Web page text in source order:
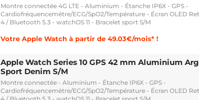
Montre connectée 4G LTE - Aluminium - Étanche IP6X - GPS -
Cardiofréquencemètre/ECG/SpO2/Température - Écran OLED
4 / Bluetooth 5.3 - watchOS 11 - Bracelet sport S/M
Votre Apple Watch à partir de 49.03€/mois* !
Apple Watch Series 10 GPS 42 mm Aluminium
Sport Denim S/M
Montre connectée - Aluminium - Étanche IP6X - GPS -
Cardiofréquencemètre/ECG/SpO2/Température - Écran OLED
4 / Bluetooth 5.3 - watchOS 11 - Bracelet sport S/M